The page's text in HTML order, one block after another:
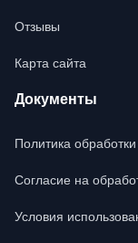
Отзывы
Карта сайта
Документы
Политика
Согласие на
Условия